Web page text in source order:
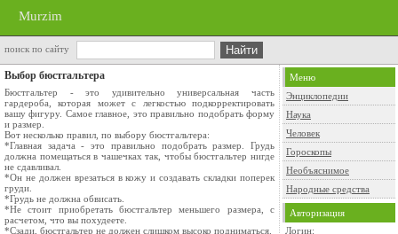
Murzim
поиск по сайту
Выбор бюстгальтера
Бюстгальтер - это удивительно универсальная часть
гардероба, которая может с легкостью подкорректировать
вашу фигуру. Самое главное, это правильно подобрать форму
и размер.
Вот несколько правил, по выбору бюстгальтера:
*Главная задача - это правильно подобрать размер. Грудь
должна помещаться в чашечках так, чтобы бюстгальтер нигде
не сдавливал.
*Он не должен врезаться в кожу и создавать складки поперек
груди.
*Грудь не должна обвисать.
*Не стоит приобретать бюстгальтер меньшего размера, с
расчетом, что вы похудеете.
*Сзади, бюстгальтер не должен слишком высоко подниматься.
Меню
Энциклопедии
Наука
Человек
Гороскопы
Необъяснимое
Народные средства
Авторизация
Логин: